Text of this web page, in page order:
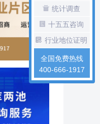
统计调查
十五五咨询
行业地位证明
全国免费热线
400-666-1917